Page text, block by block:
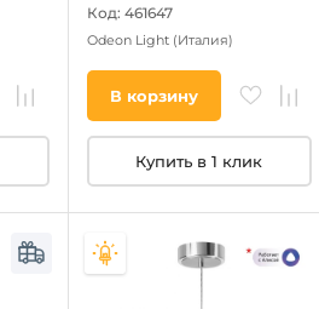
Код: 461647
Odeon Light (Италия)
В корзину
Купить в 1 клик